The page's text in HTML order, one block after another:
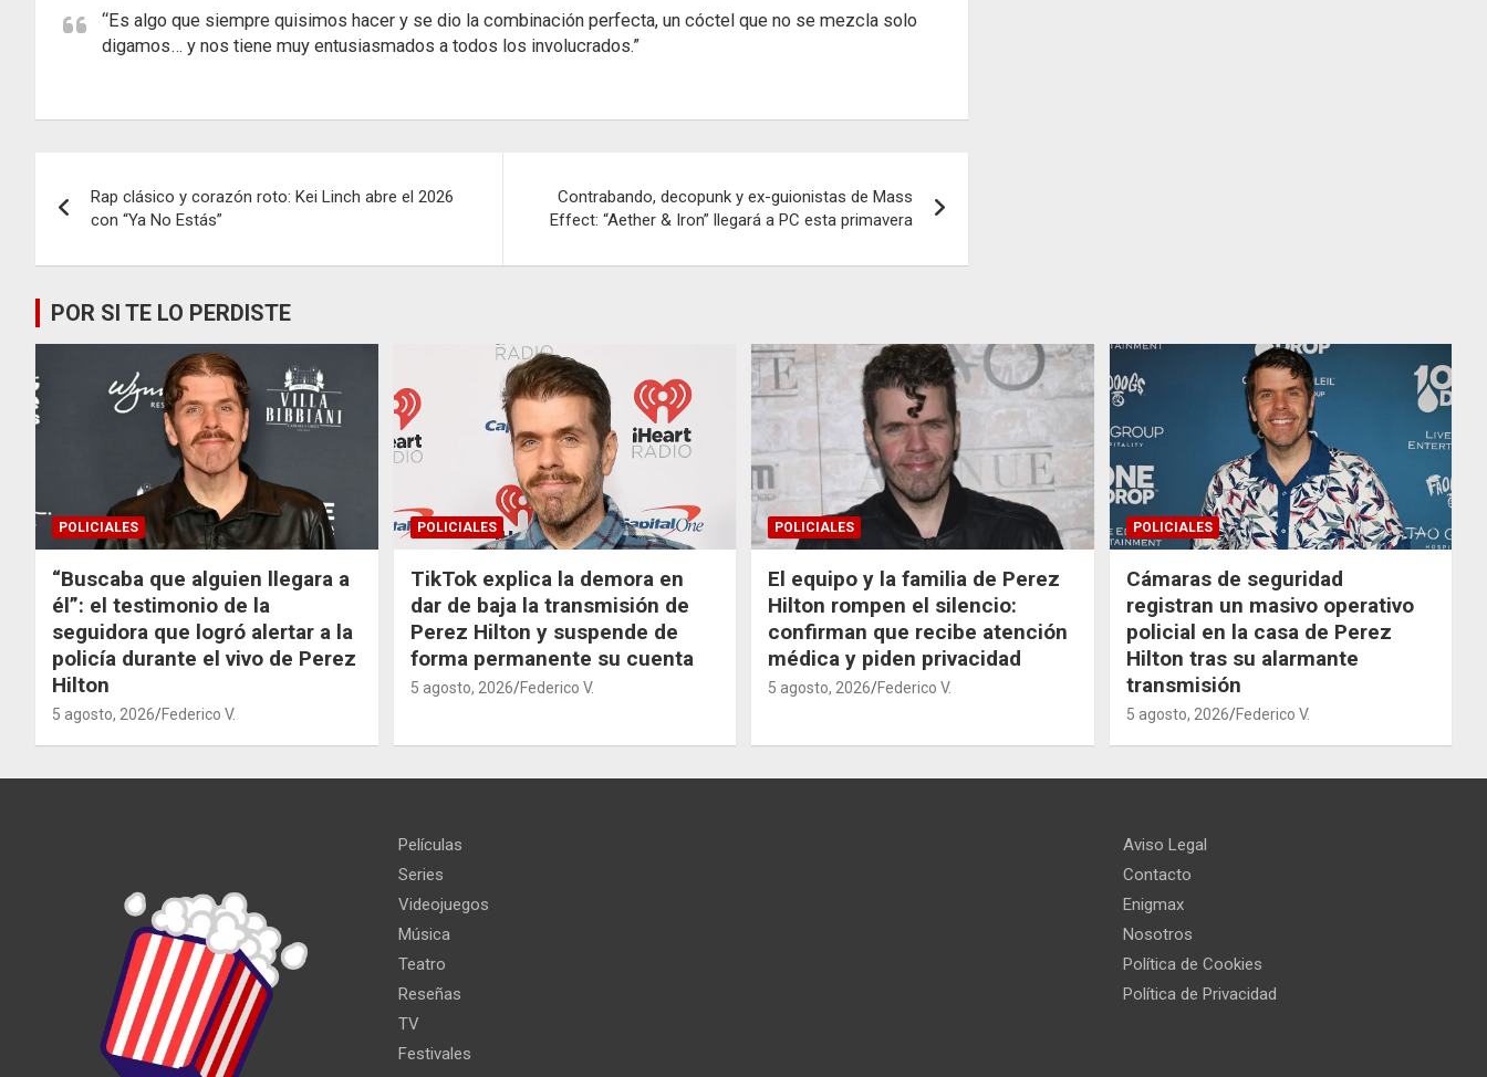
“Es algo que siempre quisimos hacer y se dio la combinación perfecta, un cóctel que no se mezcla solo
digamos… y nos tiene muy entusiasmados a todos los involucrados.”
de
entradas
Rap clásico y corazón roto: Kei Linch abre el 2026
con “Ya No Estás”
Contrabando, decopunk y ex-guionistas de Mass
Effect: “Aether & Iron” llegará a PC esta primavera
POR SI TE LO PERDISTE
POLICIALES
“Buscaba que alguien llegara a
él”: el testimonio de la
seguidora que logró alertar a la
policía durante el vivo de Perez
Hilton
5 agosto, 2026 Federico V.
POLICIALES
TikTok explica la demora en
dar de baja la transmisión de
Perez Hilton y suspende de
forma permanente su cuenta
5 agosto, 2026 Federico V.
POLICIALES
El equipo y la familia de Perez
Hilton rompen el silencio:
confirman que recibe atención
médica y piden privacidad
5 agosto, 2026 Federico V.
POLICIALES
Cámaras de seguridad
registran un masivo operativo
policial en la casa de Perez
Hilton tras su alarmante
transmisión
5 agosto, 2026 Federico V.
Películas
Series
Videojuegos
Música
Teatro
Reseñas
TV
Festivales
Aviso Legal
Contacto
Enigmax
Nosotros
Política de Cookies
Política de Privacidad